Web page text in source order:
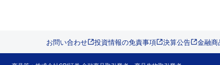
お問い合わせ 投資情報の免責事項 決算公告 金融